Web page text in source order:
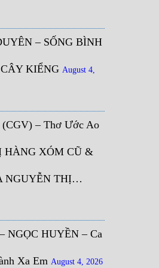
– SỐNG BÌNH
KIỂNG August 4,
– Thơ Ước Ao
HÀNG XÓM CŨ &
NGUYỄN THỊ…
NGỌC HUYỀN – Ca
Xa Em August 4, 2026